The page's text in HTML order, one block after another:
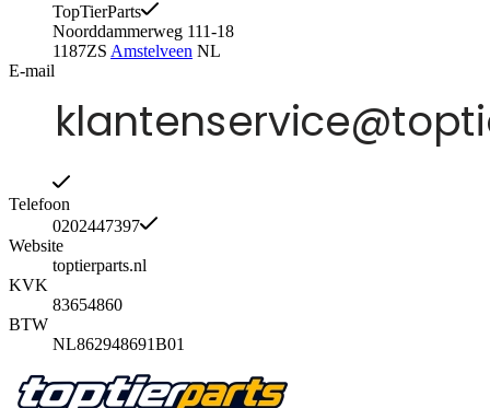
TopTierParts
Noorddammerweg 111-18
1187ZS Amstelveen NL
E-mail
Telefoon
0202447397
Website
toptierparts.nl
KVK
83654860
BTW
NL862948691B01